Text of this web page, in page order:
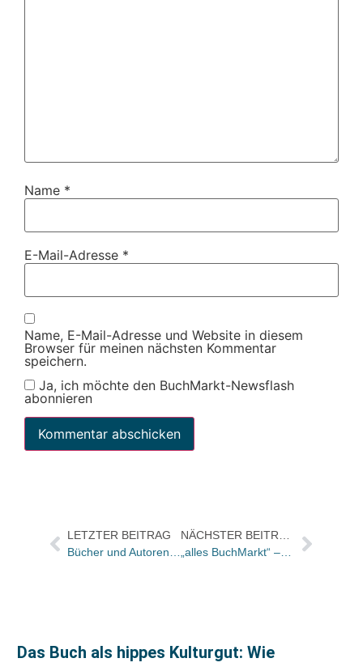
Name *
E-Mail-Adresse *
Name, E-Mail-Adresse und Website in diesem
Browser für meinen nächsten Kommentar
speichern.
Ja, ich möchte den BuchMarkt-Newsflash
abonnieren
LETZTER BEITRAG
Das Buch als hippes Kulturgut: Wie